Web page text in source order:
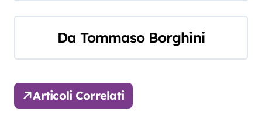
v
g
a
z
Da Tommaso Borghini
Articoli Correlati